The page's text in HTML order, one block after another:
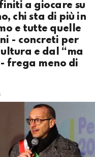
a giocare su
chi sta di più in
e tutte quelle
- concreti per
e dal “ma
frega meno di